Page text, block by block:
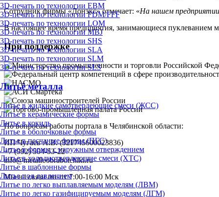
3D-печать по технологии EBM
3D-печать по технологии FDM/FFF
3D-печать по технологии LOM
3D-печать по технологии MBJ
3D-печать по технологии SHS
3D-печать по технологии SLA
3D-печать по технологии SLM
3D-печать по технологии SLS
Литьё металла
Литье в жидкие самотвердеющие смеси (ЖСС)
Литье в керамические формы
Литье в кокиль
Литье в оболочковые формы
Литье в песчаные формы (ПГС)
Литье в формы с наружным отверждением
Литье в холоднотвердеющие смеси (ХТС)
Литье в шаблонные формы
Литье под давлением
Литье по легко выплавляемым моделям (ЛВМ)
Литье по легко газифицируемым моделям (ЛГМ)
Сотрудник фирмы «Донэкс» отмечает: «На нашем предприятии
В настоящее время предприятия, занимающиеся пуклеванием
При поддержке
По вопросам работы портала в Челябинской области:
ИП Чугаев А.В. (321745600023836)
+7 (992) 504-53-22
info@metalloobrabotchiki.ru
Мы на связи пн-пт 7:00-16:00 Мск